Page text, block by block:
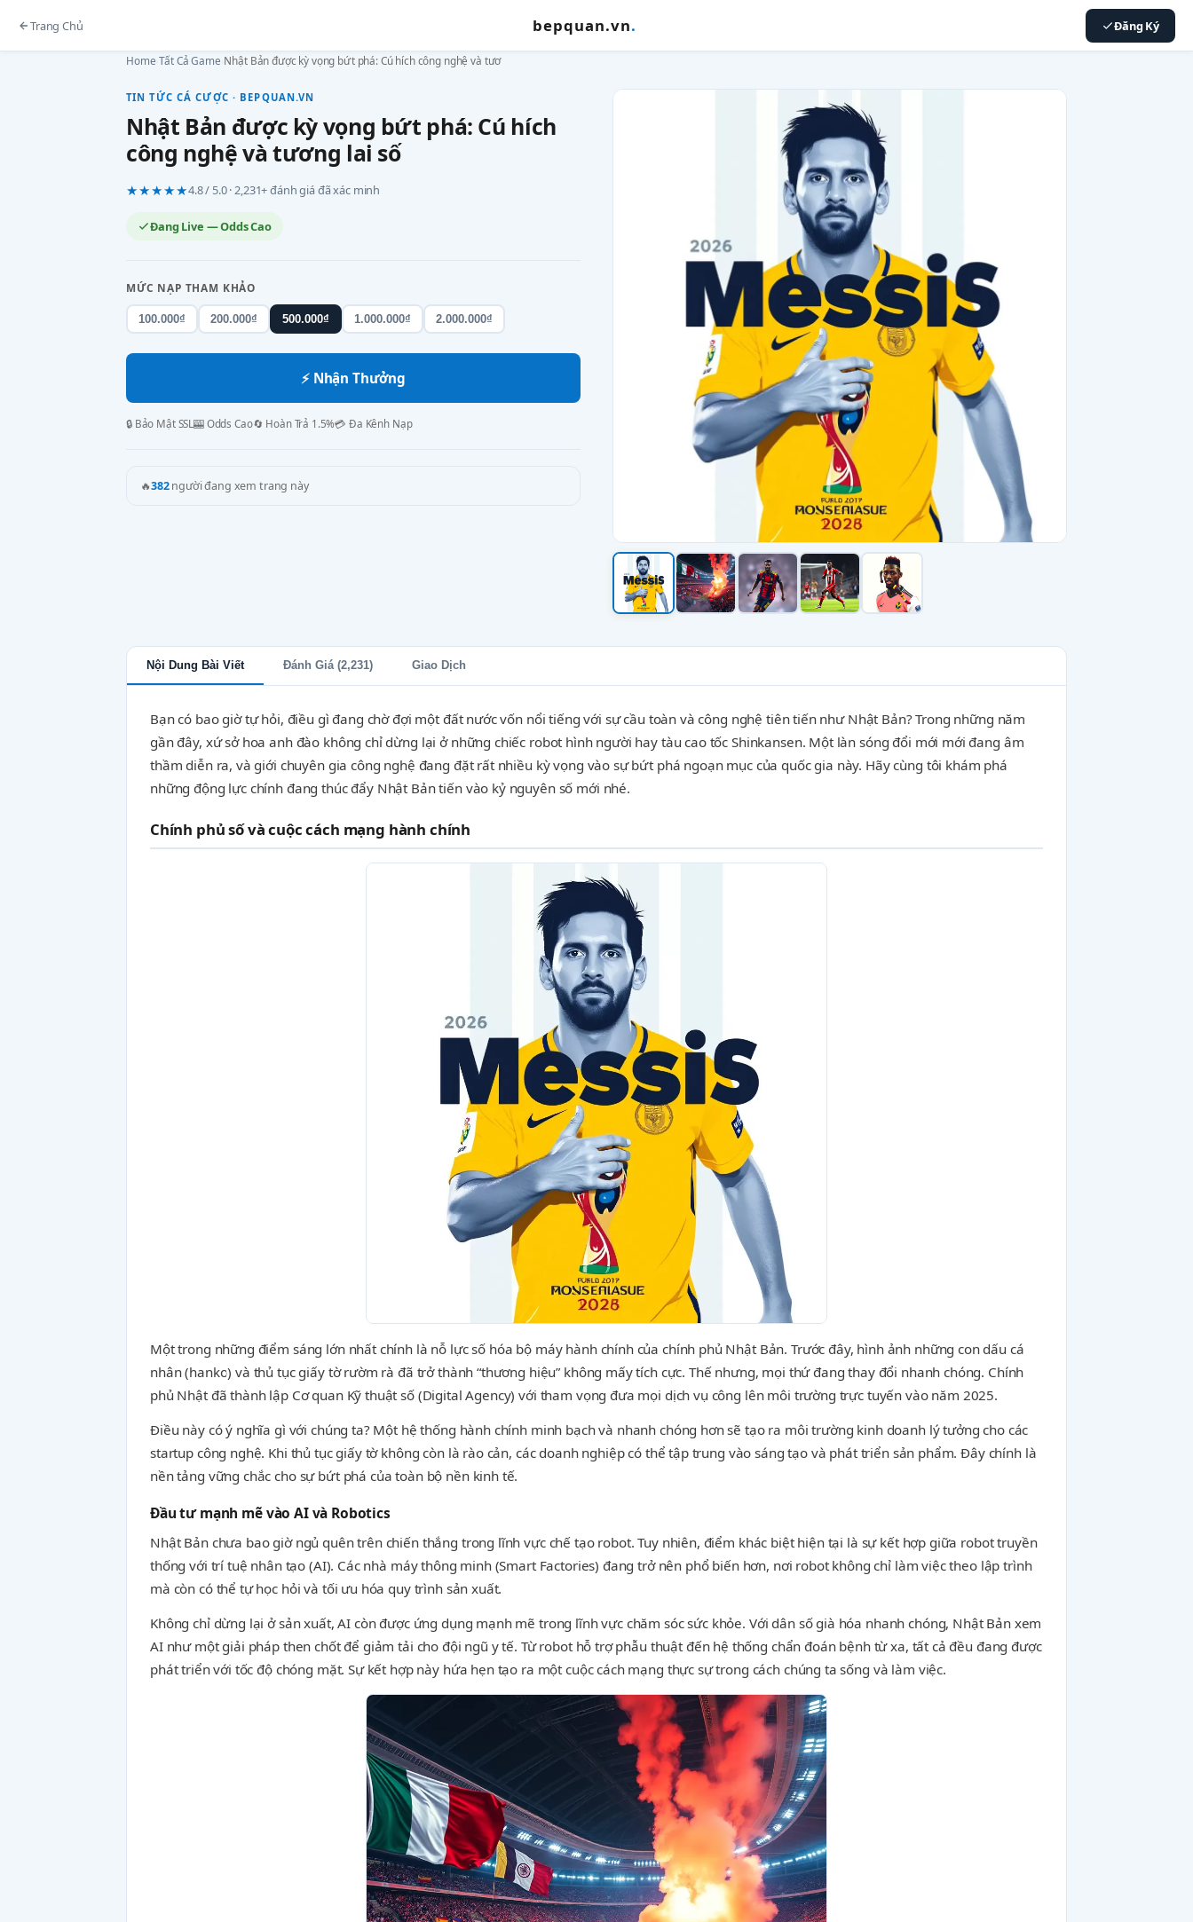
Trang Chủ bepquan.vn. Đăng Ký
Home ›Tất Cả Game Nhật Bản được kỳ vọng bứt phá: Cú hích công nghệ và tươ
TIN TỨC CÁ CƯỢC · BEPQUAN.VN
Nhật Bản được kỳ vọng bứt phá: Cú hích
công nghệ và tương lai số
★★★★★4.8 / 5.0 · 2,231+ đánh giá đã xác minh
Đang Live — Odds Cao
MỨC NẠP THAM KHẢO
100.000₫ 200.000₫ 500.000₫ 1.000.000₫ 2.000.000₫
⚡ Nhận Thưởng
🔒 Bảo Mật SSL🎰 Odds Cao🔄 Hoàn Trả 1.5%💳 Đa Kênh Nạp
🔥382người đang xem trang này
Nội Dung Bài Viết Đánh Giá (2,231) Giao Dịch
Bạn có bao giờ tự hỏi, điều gì đang chờ đợi một đất nước vốn nổi tiếng với sự cầu toàn và công nghệ tiên tiến như Nhật Bản? Trong những năm
gần đây, xứ sở hoa anh đào không chỉ dừng lại ở những chiếc robot hình người hay tàu cao tốc Shinkansen. Một làn sóng đổi mới mới đang âm
thầm diễn ra, và giới chuyên gia công nghệ đang đặt rất nhiều kỳ vọng vào sự bứt phá ngoạn mục của quốc gia này. Hãy cùng tôi khám phá
những động lực chính đang thúc đẩy Nhật Bản tiến vào kỷ nguyên số mới nhé.
Chính phủ số và cuộc cách mạng hành chính
Một trong những điểm sáng lớn nhất chính là nỗ lực số hóa bộ máy hành chính của chính phủ Nhật Bản. Trước đây, hình ảnh những con dấu cá
nhân (hanko) và thủ tục giấy tờ rườm rà đã trở thành “thương hiệu” không mấy tích cực. Thế nhưng, mọi thứ đang thay đổi nhanh chóng. Chính
phủ Nhật đã thành lập Cơ quan Kỹ thuật số (Digital Agency) với tham vọng đưa mọi dịch vụ công lên môi trường trực tuyến vào năm 2025.
Điều này có ý nghĩa gì với chúng ta? Một hệ thống hành chính minh bạch và nhanh chóng hơn sẽ tạo ra môi trường kinh doanh lý tưởng cho các
startup công nghệ. Khi thủ tục giấy tờ không còn là rào cản, các doanh nghiệp có thể tập trung vào sáng tạo và phát triển sản phẩm. Đây chính là
nền tảng vững chắc cho sự bứt phá của toàn bộ nền kinh tế.
Đầu tư mạnh mẽ vào AI và Robotics
Nhật Bản chưa bao giờ ngủ quên trên chiến thắng trong lĩnh vực chế tạo robot. Tuy nhiên, điểm khác biệt hiện tại là sự kết hợp giữa robot truyền
thống với trí tuệ nhân tạo (AI). Các nhà máy thông minh (Smart Factories) đang trở nên phổ biến hơn, nơi robot không chỉ làm việc theo lập trình
mà còn có thể tự học hỏi và tối ưu hóa quy trình sản xuất.
Không chỉ dừng lại ở sản xuất, AI còn được ứng dụng mạnh mẽ trong lĩnh vực chăm sóc sức khỏe. Với dân số già hóa nhanh chóng, Nhật Bản xem
AI như một giải pháp then chốt để giảm tải cho đội ngũ y tế. Từ robot hỗ trợ phẫu thuật đến hệ thống chẩn đoán bệnh từ xa, tất cả đều đang được
phát triển với tốc độ chóng mặt. Sự kết hợp này hứa hẹn tạo ra một cuộc cách mạng thực sự trong cách chúng ta sống và làm việc.